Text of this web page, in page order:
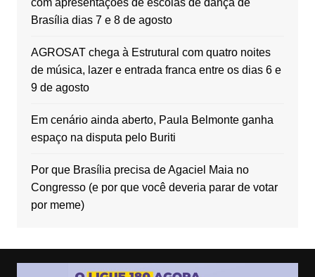
com apresentações de escolas de dança de
Brasília dias 7 e 8 de agosto
AGROSAT chega à Estrutural com quatro noites
de música, lazer e entrada franca entre os dias 6 e
9 de agosto
Em cenário ainda aberto, Paula Belmonte ganha
espaço na disputa pelo Buriti
Por que Brasília precisa de Agaciel Maia no
Congresso (e por que você deveria parar de votar
por meme)